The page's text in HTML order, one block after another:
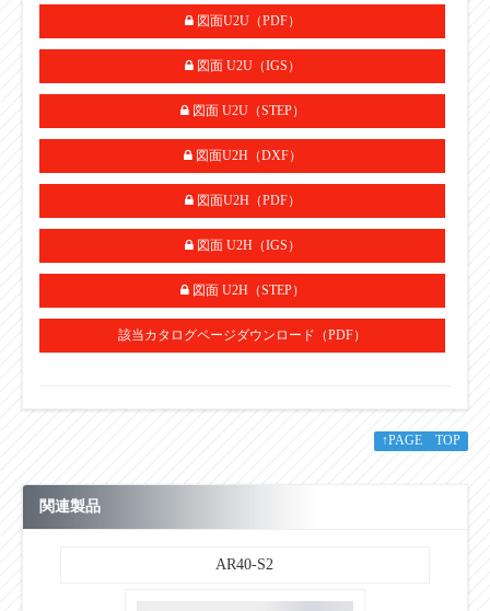
図面U2U（PDF）
図面 U2U（IGS）
図面 U2U（STEP）
図面U2H（DXF）
図面U2H（PDF）
図面 U2H（IGS）
図面 U2H（STEP）
該当カタログページダウンロード（PDF）
↑PAGE TOP
関連製品
AR40-S2